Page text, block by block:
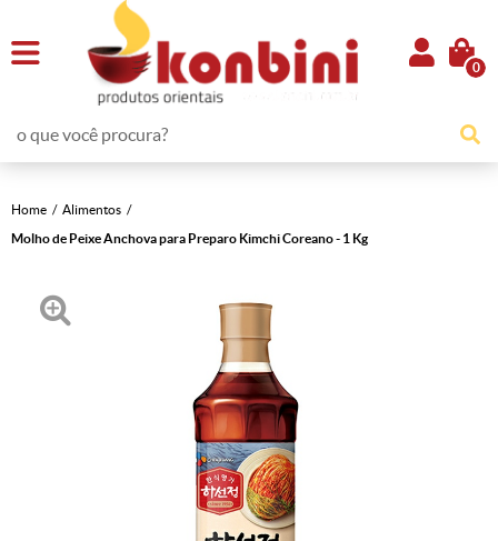
0
Home
Alimentos
Molho de Peixe Anchova para Preparo Kimchi Coreano - 1 Kg